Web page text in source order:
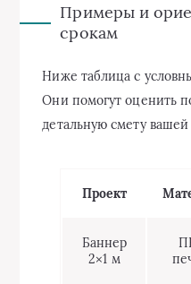
Примеры и
срокам
Ниже таблица с
Они помогут оценить
детальную смету
Проект
Баннер
2×1 м